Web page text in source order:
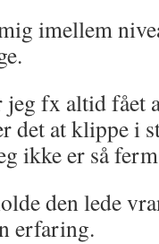
imellem
fx altid fået
det at klippe i
ikke er så
den lede
erfaring.